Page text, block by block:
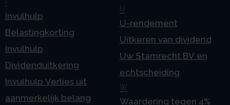
Invulhulp
Belastingkorting
Invulhulp
Dividenduitkering
Invulhulp Verlies uit
aanmerkelijk belang
U
U-rendement
Uitkeren van dividend
Uw Stamrecht BV en
echtscheiding
W
Waardering tegen 4%